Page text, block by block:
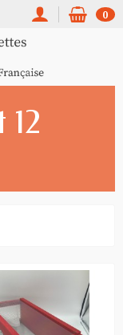
0